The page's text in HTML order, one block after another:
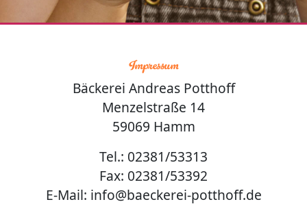
Impressum
Bäckerei Andreas Potthoff
Menzelstraße 14
59069 Hamm
Tel.: 02381/53313
Fax: 02381/53392
E-Mail: info@baeckerei-potthoff.de